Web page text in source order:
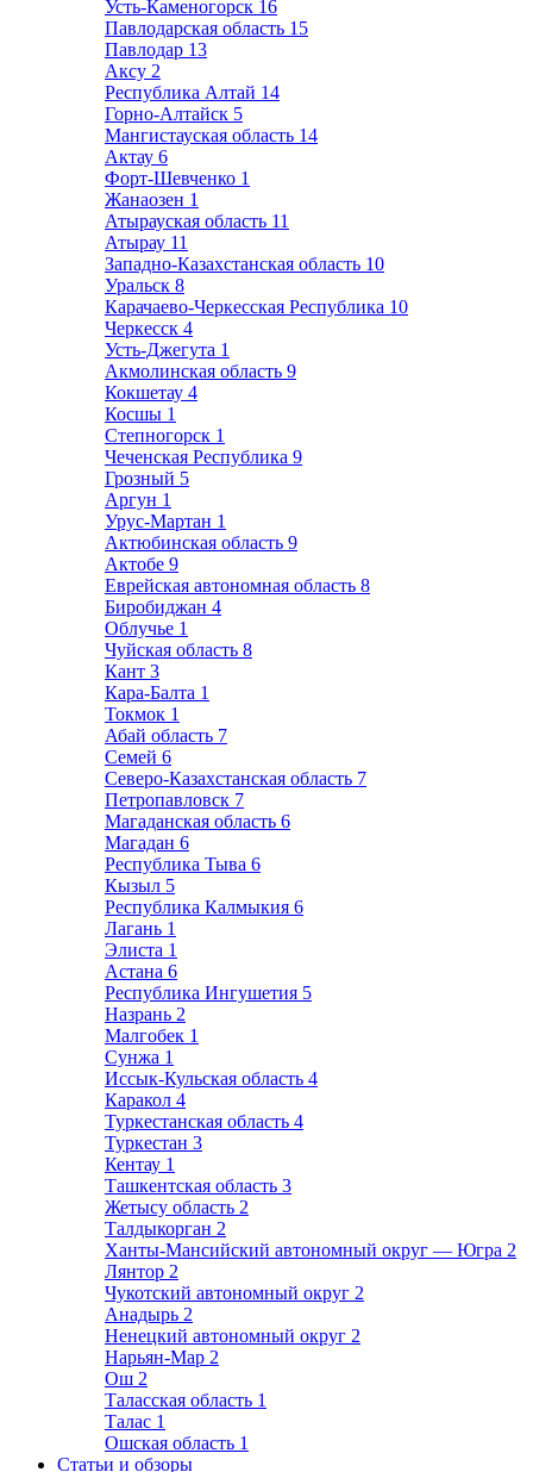
Усть-Каменогорск 16
Павлодарская область 15
Павлодар 13
Аксу 2
Республика Алтай 14
Горно-Алтайск 5
Мангистауская область 14
Актау 6
Форт-Шевченко 1
Жанаозен 1
Атырауская область 11
Атырау 11
Западно-Казахстанская область 10
Уральск 8
Карачаево-Черкесская Республика 10
Черкесск 4
Усть-Джегута 1
Акмолинская область 9
Кокшетау 4
Косшы 1
Степногорск 1
Чеченская Республика 9
Грозный 5
Аргун 1
Урус-Мартан 1
Актюбинская область 9
Актобе 9
Еврейская автономная область 8
Биробиджан 4
Облучье 1
Чуйская область 8
Кант 3
Кара-Балта 1
Токмок 1
Абай область 7
Семей 6
Северо-Казахстанская область 7
Петропавловск 7
Магаданская область 6
Магадан 6
Республика Тыва 6
Кызыл 5
Республика Калмыкия 6
Лагань 1
Элиста 1
Астана 6
Республика Ингушетия 5
Назрань 2
Малгобек 1
Сунжа 1
Иссык-Кульская область 4
Каракол 4
Туркестанская область 4
Туркестан 3
Кентау 1
Ташкентская область 3
Жетысу область 2
Талдыкорган 2
Ханты-Мансийский автономный округ — Югра 2
Лянтор 2
Чукотский автономный округ 2
Анадырь 2
Ненецкий автономный округ 2
Нарьян-Мар 2
Ош 2
Таласская область 1
Талас 1
Ошская область 1
Статьи и обзоры